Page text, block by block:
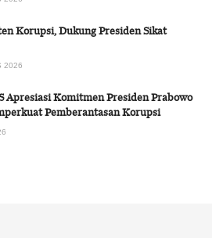
Korupsi, Dukung Presiden Sikat
2026
Apresiasi Komitmen Presiden Prabowo
Pemberantasan Korupsi